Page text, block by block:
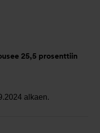
25,5 prosenttiin
alkaen.